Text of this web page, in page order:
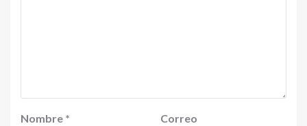
Nombre *
Correo